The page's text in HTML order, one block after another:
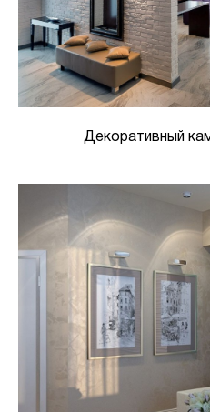
Декоративный